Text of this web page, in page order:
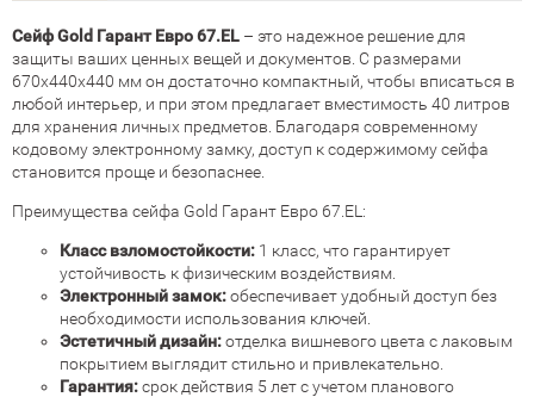
Сейф Gold Гарант Евро 67.EL – это надежное решение для
защиты ваших ценных вещей и документов. С размерами
670x440x440 мм он достаточно компактный, чтобы вписаться в
любой интерьер, и при этом предлагает вместимость 40 литров
для хранения личных предметов. Благодаря современному
кодовому электронному замку, доступ к содержимому сейфа
становится проще и безопаснее.
Преимущества сейфа Gold Гарант Евро 67.EL:
Класс взломостойкости: 1 класс, что гарантирует
устойчивость к физическим воздействиям.
Электронный замок:обеспечивает удобный доступ без
необходимости использования ключей.
Эстетичный дизайн:отделка вишневого цвета с лаковым
покрытием выглядит стильно и привлекательно.
Гарантия:срок действия 5 лет с учетом планового